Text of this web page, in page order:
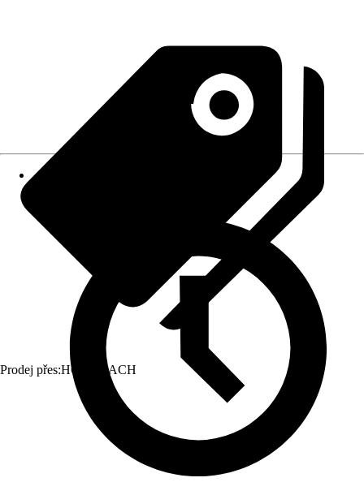
Prodej přes:HORNBACH